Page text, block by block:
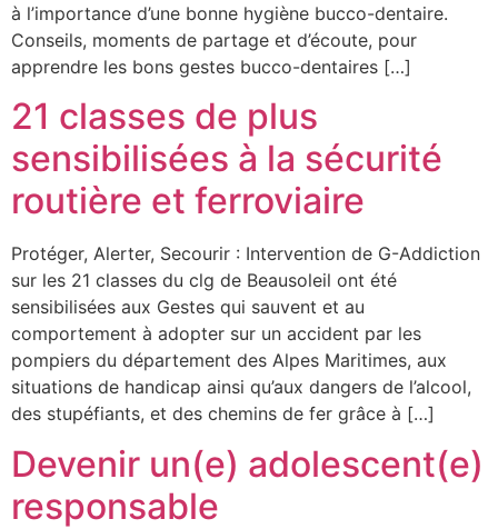
à l’importance d’une bonne hygiène bucco-dentaire.
Conseils, moments de partage et d’écoute, pour
apprendre les bons gestes bucco-dentaires […]
21 classes de plus
sensibilisées à la sécurité
routière et ferroviaire
Protéger, Alerter, Secourir : Intervention de G-Addiction
sur les 21 classes du clg de Beausoleil ont été
sensibilisées aux Gestes qui sauvent et au
comportement à adopter sur un accident par les
pompiers du département des Alpes Maritimes, aux
situations de handicap ainsi qu’aux dangers de l’alcool,
des stupéfiants, et des chemins de fer grâce à […]
Devenir un(e) adolescent(e)
responsable